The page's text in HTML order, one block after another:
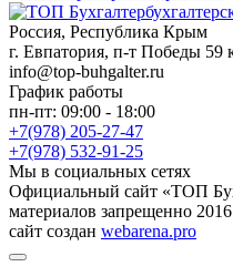
Россия, Республика Крым
г. Евпатория, п-т Победы 59
info@top-buhgalter.ru
График работы
пн-пт: 09:00 - 18:00
+7(978) 205-27-47
+7(978) 532-91-25
Мы в социальных сетях
Официальный сайт «ТОП
материалов запрещенно
сайт создан webarena.pro